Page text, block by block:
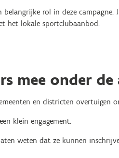
belangrijke rol in deze
het lokale sportclubaanbod.
mee onder
en districten overtuigen
klein engagement.
weten dat ze kunnen